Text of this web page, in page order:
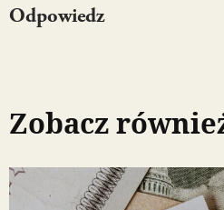
Odpowiedz
Zobacz